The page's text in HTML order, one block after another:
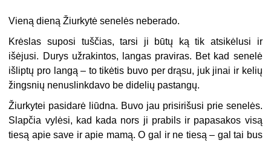
Vieną dieną Žiurkytė senelės neberado.
Krėslas suposi tuščias, tarsi ji būtų ką tik atsikėlusi ir
išėjusi. Durys užrakintos, langas praviras. Bet kad senelė
išliptų pro langą – to tikėtis buvo per drąsu, juk jinai ir kelių
žingsnių nenuslinkdavo be didelių pastangų.
Žiurkytei pasidarė liūdna. Buvo jau prisirišusi prie senelės.
Slapčia vylėsi, kad kada nors ji prabils ir papasakos visą
tiesą apie save ir apie mamą. O gal ir ne tiesą – gal tai bus